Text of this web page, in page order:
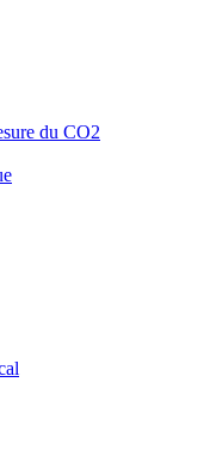
du CO2